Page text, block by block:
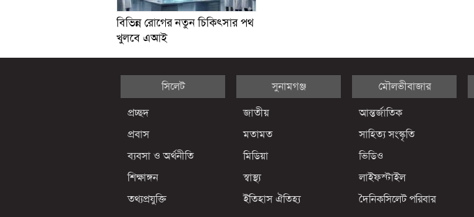
বিভিন্ন রোগের নতুন চিকিৎসার পথ
খুলবে এআই
সিলেট সুনামগঞ্জ মৌলভীবাজার
প্রচ্ছদ জাতীয় আন্তর্জাতিক
প্রবাস
মতামত সাহিত্য সংস্কৃতি
ব্যবসা ও অর্থনীতি
মিডিয়া ভিডিও
শিক্ষাঙ্গন
স্বাস্থ্য লাইফস্টাইল
তথ্যপ্রযুক্তি
ইতিহাস ঐতিহ্য দৈনিকসিলেট পরিবার